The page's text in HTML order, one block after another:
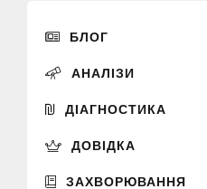
БЛОГ
АНАЛІЗИ
ДІАГНОСТИКА
ДОВІДКА
ЗАХВОРЮВАННЯ